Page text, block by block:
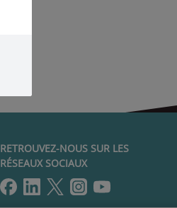
RETROUVEZ-NOUS SUR LES
RÉSEAUX SOCIAUX
Lien vers notre
Lien vers notre
Lien vers
Lien vers